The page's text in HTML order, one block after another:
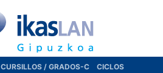
CURSILLOS / GRADOS-C
CICLOS